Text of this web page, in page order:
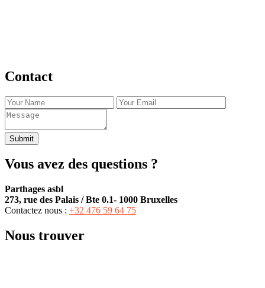
Contact
Submit
Vous avez des questions ?
Parthages asbl
273, rue des Palais / Bte 0.1- 1000 Bruxelles
Contactez nous : +32 476 59 64 75‬
Nous trouver